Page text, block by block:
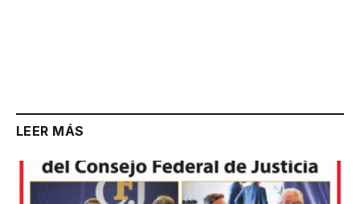
LEER MÁS